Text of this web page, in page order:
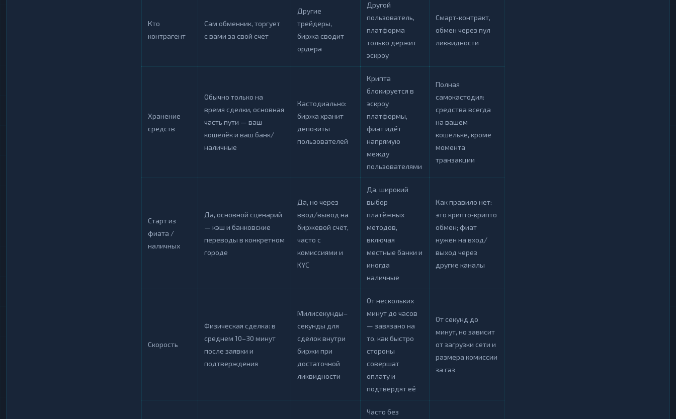
Кто
контрагент
Сам обменник, торгует
с вами за свой счёт
Другие
трейдеры,
биржа сводит
ордера
Другой
пользователь,
платформа
только держит
эскроу
Смарт‑контракт,
обмен через пул
ликвидности
Хранение
средств
Обычно только на
время сделки, основная
часть пути — ваш
кошелёк и ваш банк/
наличные
Кастодиально:
биржа хранит
депозиты
пользователей
Крипта
блокируется в
эскроу
платформы,
фиат идёт
напрямую
между
пользователями
Полная
самокастодия:
средства всегда
на вашем
кошельке, кроме
момента
транзакции
Старт из
фиата /
наличных
Да, основной сценарий
— кэш и банковские
переводы в конкретном
городе
Да, но через
ввод/вывод на
биржевой счёт,
часто с
комиссиями и
KYC
Да, широкий
выбор
платёжных
методов,
включая
местные банки и
иногда
наличные
Как правило нет:
это крипто‑крипто
обмен; фиат
нужен на вход/
выход через
другие каналы
Скорость
Физическая сделка: в
среднем 10–30 минут
после заявки и
подтверждения
Милисекунды–
секунды для
сделок внутри
биржи при
достаточной
ликвидности
От нескольких
минут до часов
— завязано на
то, как быстро
стороны
совершат
оплату и
подтвердят её
От секунд до
минут, но зависит
от загрузки сети и
размера комиссии
за газ
Часто без